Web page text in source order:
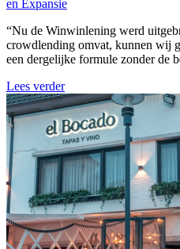
en Expansie
“Nu de Winwinlening werd
crowdlending omvat, kunnen wij
een dergelijke formule zonder de
Lees verder